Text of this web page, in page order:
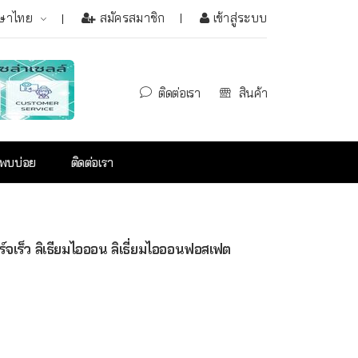
าไทย สมัครสมาชิก เข้าสู่ระบบ
ติดต่อเรา สินค้า
บบ่อย ติดต่อเรา
เร็ว ลิเธียมไอออน ลิเธี่ยมไอออนฟอสเฟต